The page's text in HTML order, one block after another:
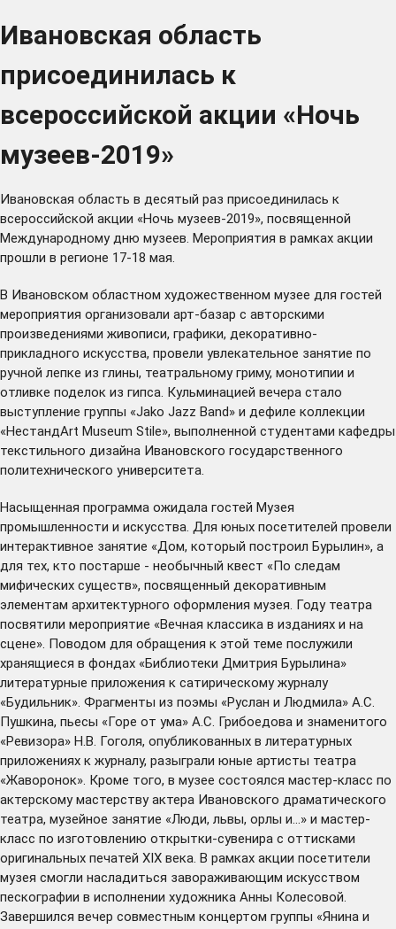
Ивановская область
присоединилась к
всероссийской акции «Ночь
музеев-2019»
Ивановская область в десятый раз присоединилась к
всероссийской акции «Ночь музеев-2019», посвященной
Международному дню музеев. Мероприятия в рамках акции
прошли в регионе 17-18 мая.
В Ивановском областном художественном музее для гостей
мероприятия организовали арт-базар с авторскими
произведениями живописи, графики, декоративно-
прикладного искусства, провели увлекательное занятие по
ручной лепке из глины, театральному гриму, монотипии и
отливке поделок из гипса. Кульминацией вечера стало
выступление группы «Jako Jazz Band» и дефиле коллекции
«НестандArt Museum Stile», выполненной студентами кафедры
текстильного дизайна Ивановского государственного
политехнического университета.
Насыщенная программа ожидала гостей Музея
промышленности и искусства. Для юных посетителей провели
интерактивное занятие «Дом, который построил Бурылин», а
для тех, кто постарше - необычный квест «По следам
мифических существ», посвященный декоративным
элементам архитектурного оформления музея. Году театра
посвятили мероприятие «Вечная классика в изданиях и на
сцене». Поводом для обращения к этой теме послужили
хранящиеся в фондах «Библиотеки Дмитрия Бурылина»
литературные приложения к сатирическому журналу
«Будильник». Фрагменты из поэмы «Руслан и Людмила» А.С.
Пушкина, пьесы «Горе от ума» А.С. Грибоедова и знаменитого
«Ревизора» Н.В. Гоголя, опубликованных в литературных
приложениях к журналу, разыграли юные артисты театра
«Жаворонок». Кроме того, в музее состоялся мастер-класс по
актерскому мастерству актера Ивановского драматического
театра, музейное занятие «Люди, львы, орлы и…» и мастер-
класс по изготовлению открытки-сувенира с оттисками
оригинальных печатей XIX века. В рамках акции посетители
музея смогли насладиться завораживающим искусством
пескографии в исполнении художника Анны Колесовой.
Завершился вечер совместным концертом группы «Янина и